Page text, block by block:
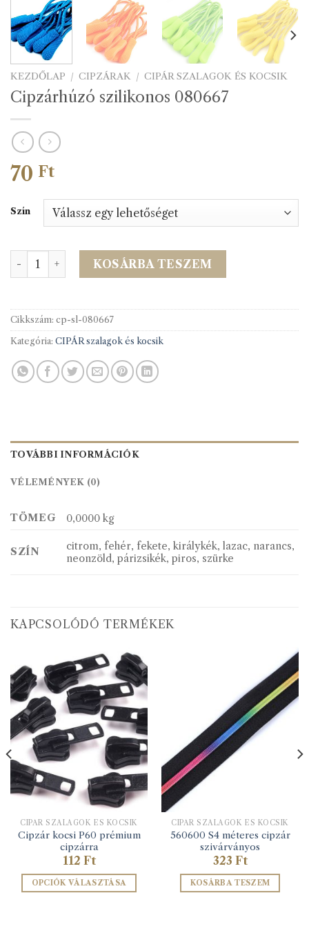
KEZDŐLAP / CIPZÁRAK / CIPÁR SZALAGOK ÉS KOCSIK
Cipzárhúzó szilikonos 080667
70 Ft
Szín
Cipzárhúzó szilikonos 080667 mennyiség
KOSÁRBA TESZEM
Cikkszám: cp-sl-080667
Kategória: CIPÁR szalagok és kocsik
TOVÁBBI INFORMÁCIÓK
VÉLEMÉNYEK (0)
TÖMEG 0,0000 kg
SZÍN
citrom, fehér, fekete, királykék, lazac, narancs,
neonzöld, párizsikék, piros, szürke
KAPCSOLÓDÓ TERMÉKEK
CIPÁR SZALAGOK ÉS KOCSIK
Cipzár kocsi P60 prémium
cipzárra
112 Ft
OPCIÓK VÁLASZTÁSA
CIPÁR SZALAGOK ÉS KOCSIK
560600 S4 méteres cipzár
szivárványos
323 Ft
KOSÁRBA TESZEM